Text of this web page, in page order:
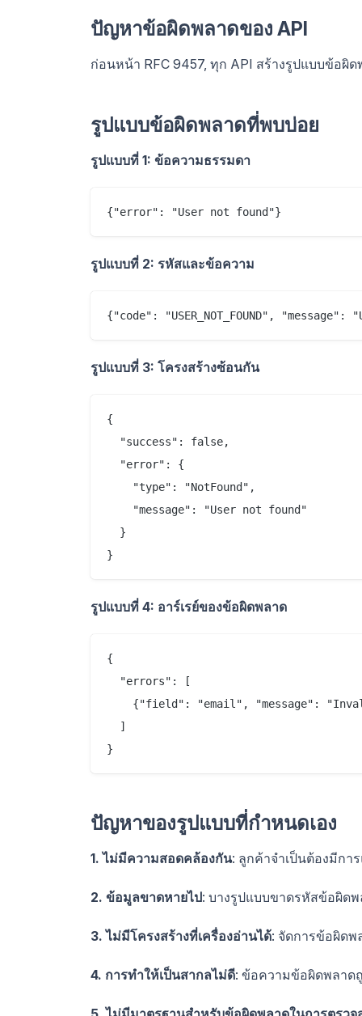
ปัญหาข้อผิดพลาดของ API
ก่อนหน้า RFC 9457, ทุก API สร้างรูปแบบข้อผิ
รูปแบบข้อผิดพลาดที่พบบ่อย
รูปแบบที่ 1: ข้อความธรรมดา
รูปแบบที่ 2: รหัสและข้อความ
รูปแบบที่ 3: โครงสร้างซ้อนกัน
{
  "success": false,
  "error": {
    "type": "NotFound",
    "message": "User not found"
  }
รูปแบบที่ 4: อาร์เรย์ของข้อผิดพลาด
{
  "errors": [
{"field": "email", "message":
  ]
ปัญหาของรูปแบบที่กำหนดเอง
1. ไม่มีความสอดคล้องกัน: ลูกค้าจำเป็นต้องมีกา
2. ข้อมูลขาดหายไป: บางรูปแบบขาดรหัสข้อผิด
3. ไม่มีโครงสร้างที่เครื่องอ่านได้: จัดการข้อผิดพ
4. การทำให้เป็นสากลไม่ดี: ข้อความข้อผิดพลาด